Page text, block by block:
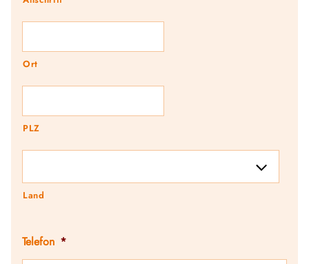
Ort
PLZ
Land
Telefon *